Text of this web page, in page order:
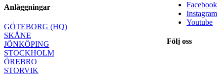
Facebook
Instagram
Youtube
Följ oss
Anläggningar
GÖTEBORG (HQ)
SKÅNE
JÖNKÖPING
STOCKHOLM
ÖREBRO
STORVIK